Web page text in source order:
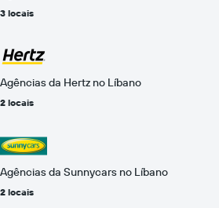
3 locais
Agências da Hertz no Líbano
2 locais
Agências da Sunnycars no Líbano
2 locais